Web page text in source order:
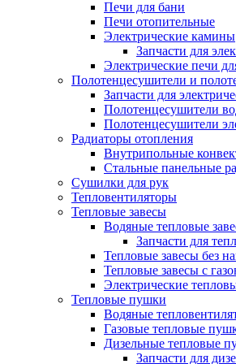
Печи для бани
Печи отопительные
Электрические камины
Запчасти для
Электрические печи
Полотенцесушители и
Запчасти для
Полотенцесушители
Полотенцесушители
Радиаторы отопления
Внутрипольные
Стальные панельные
Сушилки для рук
Тепловентиляторы
Тепловые завесы
Водяные тепловые
Запчасти для
Тепловые завесы без
Тепловые завесы с
Электрические
Тепловые пушки
Водяные
Газовые тепловые
Дизельные тепловые
Запчасти для